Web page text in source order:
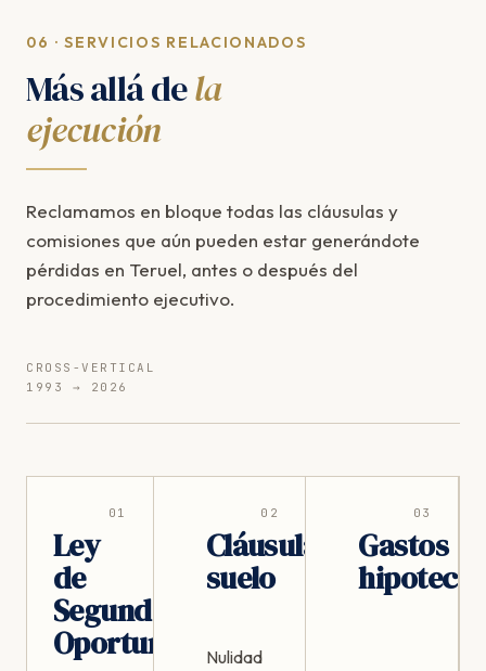
06 · SERVICIOS RELACIONADOS
Más allá dela
ejecución
Reclamamos en bloque todas las cláusulas y
comisiones que aún pueden estar generándote
pérdidas en Teruel, antes o después del
procedimiento ejecutivo.
CROSS-VERTICAL
1993 → 2026
01
Ley
de
Segunda
Oportunidad
02
Cláusula
suelo
Nulidad
03
Gastos